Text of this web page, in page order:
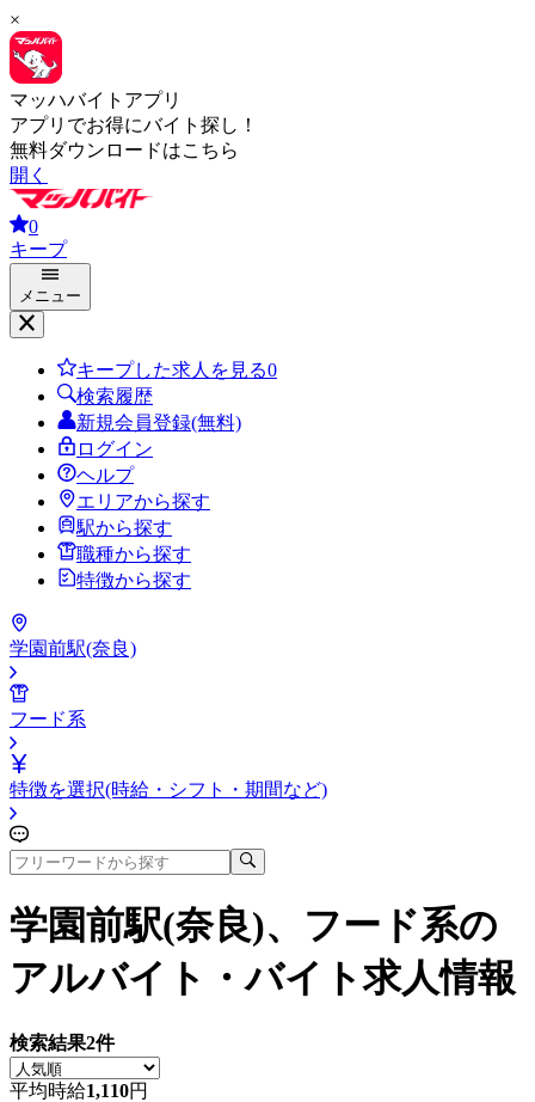
×
マッハバイトアプリ
アプリでお得にバイト探し！
無料ダウンロードはこちら
開く
0
キープ
メニュー
キープした求人を見る0
検索履歴
新規会員登録(無料)
ログイン
ヘルプ
エリアから探す
駅から探す
職種から探す
特徴から探す
学園前駅(奈良)
フード系
特徴を選択(時給・シフト・期間など)
学園前駅(奈良)、フード系の
アルバイト・バイト求人情報
検索結果2件
平均時給1,110円